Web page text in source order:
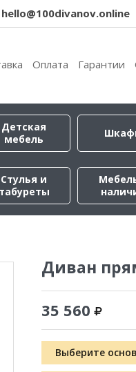
hello@100divanov.online
Оплата Гарантии
Детская
мебель
Стулья и
табуреты
Диван
35 560
Выберите